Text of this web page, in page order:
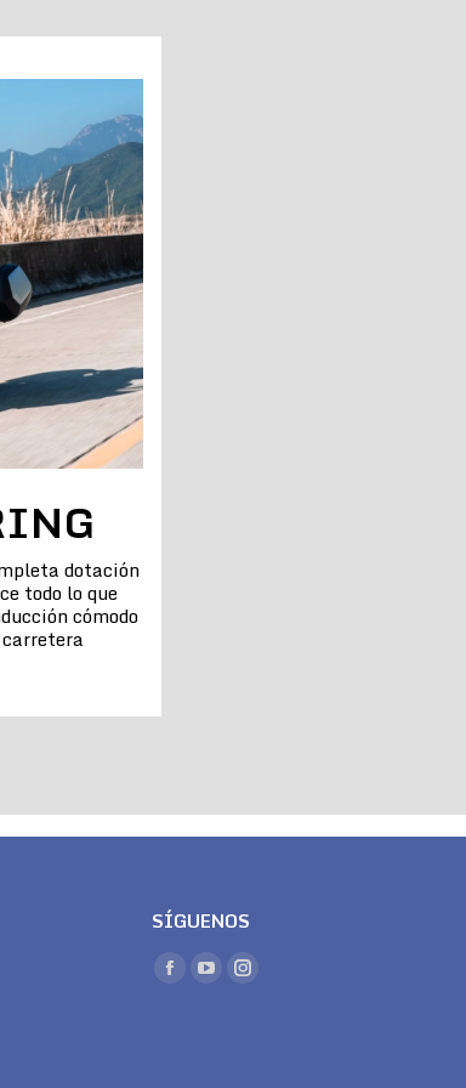
dotación
todo lo que
cómodo
SÍGUENOS
Encuéntranos en:
Facebook
YouTubeInstagram